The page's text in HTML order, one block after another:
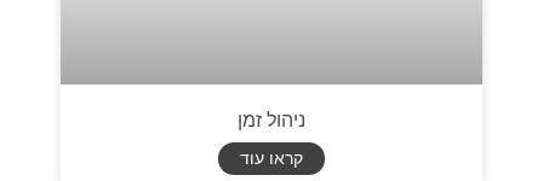
ניהול זמן
קראו עוד